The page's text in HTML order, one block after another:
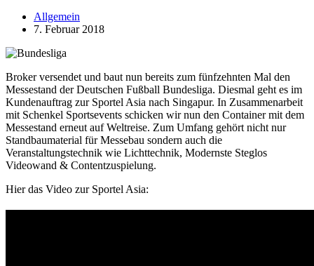
Allgemein
7. Februar 2018
Broker versendet und baut nun bereits zum fünfzehnten Mal den
Messestand der Deutschen Fußball Bundesliga. Diesmal geht es im
Kundenauftrag zur Sportel Asia nach Singapur. In Zusammenarbeit
mit Schenkel Sportsevents schicken wir nun den Container mit dem
Messestand erneut auf Weltreise. Zum Umfang gehört nicht nur
Standbaumaterial für Messebau sondern auch die
Veranstaltungstechnik wie Lichttechnik, Modernste Steglos
Videowand & Contentzuspielung.
Hier das Video zur Sportel Asia: